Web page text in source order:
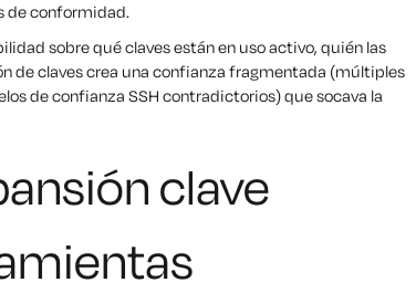
de conformidad.
sobre qué claves están en uso activo, quién las
de claves crea una confianza fragmentada (múltiples
de confianza SSH contradictorios) que socava la
clave